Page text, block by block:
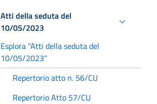
Atti della seduta del
10/05/2023
Esplora "Atti della seduta del
10/05/2023"
Repertorio atto n. 56/CU
Repertorio Atto 57/CU